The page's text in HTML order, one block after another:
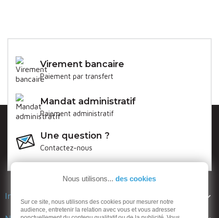
Virement bancaire
Paiement par transfert
Mandat administratif
Paiement administratif
Une question ?
Contactez-nous
Informations 
Nous utilisons... des cookies
Sur ce site, nous utilisons des cookies pour mesurer notre
audience, entretenir la relation avec vous et vous adresser